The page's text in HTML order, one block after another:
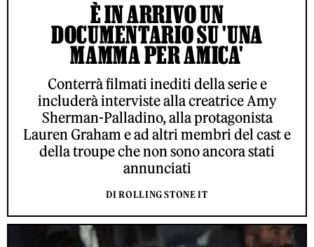
È IN ARRIVO UN
DOCUMENTARIO SU 'UNA
MAMMA PER AMICA'
Conterrà filmati inediti della serie e
includerà interviste alla creatrice Amy
Sherman-Palladino, alla protagonista
Lauren Graham e ad altri membri del cast e
della troupe che non sono ancora stati
annunciati
DI ROLLING STONE IT